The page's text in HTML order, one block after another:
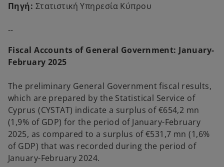
Πηγή: Στατιστική Υπηρεσία Κύπρου
--
Fiscal Accounts of General Government: January-
February 2025
The preliminary General Government fiscal results,
which are prepared by the Statistical Service of
Cyprus (CYSTAT) indicate a surplus of €654,2 mn
(1,9% of GDP) for the period of January-February
2025, as compared to a surplus of €531,7 mn (1,6%
of GDP) that was recorded during the period of
January-February 2024.